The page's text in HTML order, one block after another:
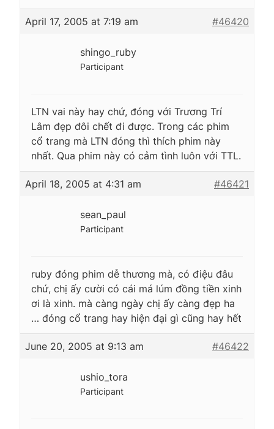
April 17, 2005 at 7:19 am #46420
shingo_ruby
Participant
LTN vai này hay chứ, đóng với Trương Trí
Lâm đẹp đôi chết đi được. Trong các phim
cổ trang mà LTN đóng thì thích phim này
nhất. Qua phim này có cảm tình luôn với TTL.
April 18, 2005 at 4:31 am #46421
sean_paul
Participant
ruby đóng phim dễ thương mà, có điệu đâu
chứ, chị ấy cười có cái má lúm đồng tiền xinh
ơi là xinh. mà càng ngày chị ấy càng đẹp ha
… đóng cổ trang hay hiện đại gì cũng hay hết
June 20, 2005 at 9:13 am #46422
ushio_tora
Participant